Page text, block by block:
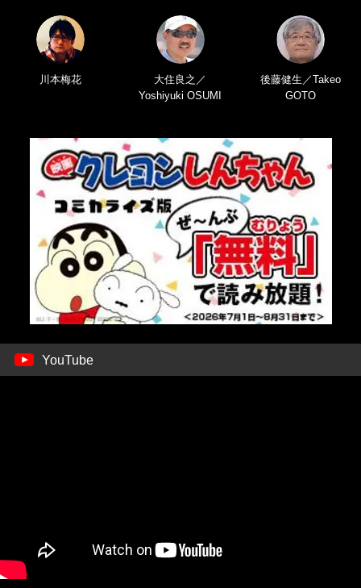
川本梅花
大住良之／
Yoshiyuki OSUMI
後藤健生／Takeo
GOTO
YouTube